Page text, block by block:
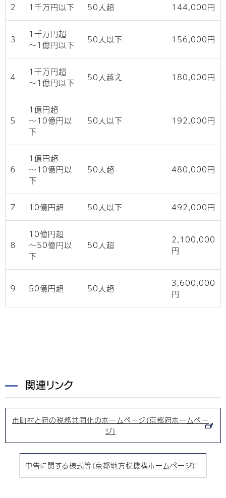
２ 1千万円以下 50人超 144,000円
３
1千万円超
〜1億円以下
50人以下 156,000円
４
1千万円超
〜1億円以下
50人越え 180,000円
５
1億円超
〜10億円以
下
50人以下 192,000円
６
1億円超
〜10億円以
下
50人超 480,000円
７ 10億円超 50人以下 492,000円
８
10億円超
〜50億円以
下
50人超
2,100,000
円
９ 50億円超 50人超
3,600,000
円
関連リンク
市町村と府の税務共同化のホームページ（京都府ホームペー
ジ）
申告に関する様式等（京都地方税機構ホームページ）